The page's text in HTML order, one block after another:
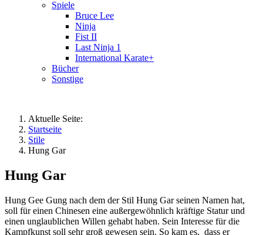
Spiele
Bruce Lee
Ninja
Fist II
Last Ninja 1
International Karate+
Bücher
Sonstige
Aktuelle Seite:
Startseite
Stile
Hung Gar
Hung Gar
Hung Gee Gung nach dem der Stil Hung Gar seinen Namen hat,
soll für einen Chinesen eine außergewöhnlich kräftige Statur und
einen unglaublichen Willen gehabt haben. Sein Interesse für die
Kampfkunst soll sehr groß gewesen sein. So kam es, dass er